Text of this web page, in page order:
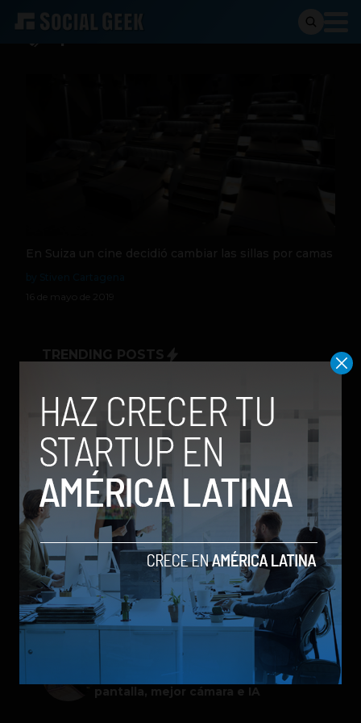
En Suiza un cine decidió cambiar las sillas por camas
16 de mayo de 2019
TRENDING POSTS
con modelos enfocados en IA
generativa de imágenes
ChatGPT Work: el nuevo asistente
de OpenAI que promete mejorar la
productividad laboral
Spotify extiende las cuentas
gestionadas para menores a su plan
gratuito en seis países
Google permitirá iniciar sesión con
un video de tu rostro
Galaxy Z Flip8: el plegable compacto
de Samsung se renueva con más
pantalla, mejor cámara e IA